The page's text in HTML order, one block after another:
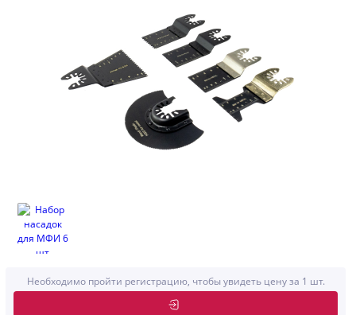
Необходимо пройти регистрацию, чтобы увидеть цену за 1 шт.